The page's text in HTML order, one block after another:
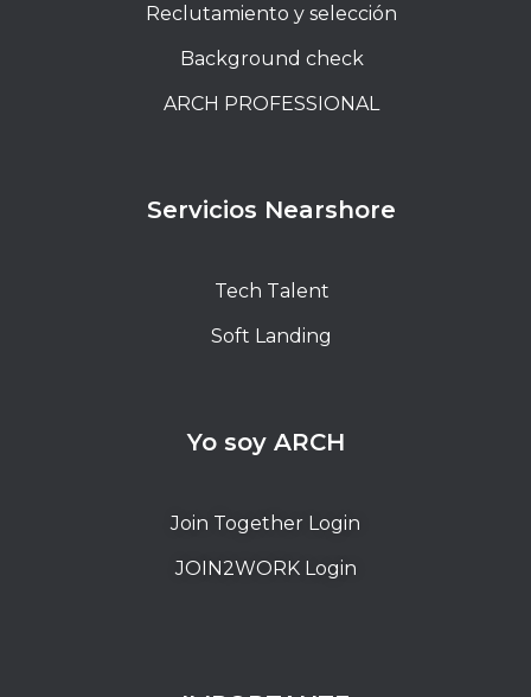
Reclutamiento y selección
Background check
ARCH PROFESSIONAL
Servicios Nearshore
Tech Talent
Soft Landing
Yo soy ARCH
Join Together Login
JOIN2WORK Login